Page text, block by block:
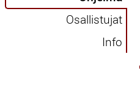
Osallistujat
Info